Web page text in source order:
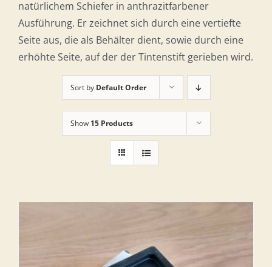
natürlichem Schiefer in anthrazitfarbener
Ausführung. Er zeichnet sich durch eine vertiefte
Seite aus, die als Behälter dient, sowie durch eine
erhöhte Seite, auf der der Tintenstift gerieben wird.
Sort by Default Order
Show 15 Products